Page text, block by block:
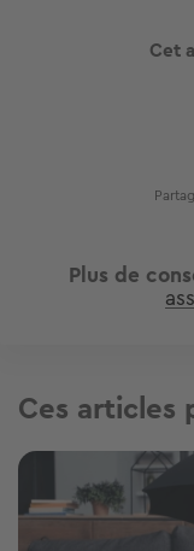
Cet
Plus de
Ces articles
Image